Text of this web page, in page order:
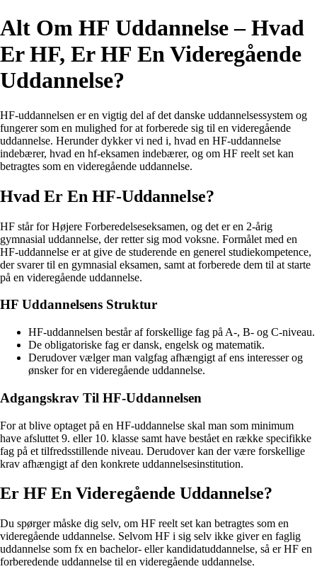
Alt Om HF Uddannelse – Hvad
Er HF, Er HF En Videregående
Uddannelse?
HF-uddannelsen er en vigtig del af det danske uddannelsessystem og
fungerer som en mulighed for at forberede sig til en videregående
uddannelse. Herunder dykker vi ned i, hvad en HF-uddannelse
indebærer, hvad en hf-eksamen indebærer, og om HF reelt set kan
betragtes som en videregående uddannelse.
Hvad Er En HF-Uddannelse?
HF står for Højere Forberedelseseksamen, og det er en 2-årig
gymnasial uddannelse, der retter sig mod voksne. Formålet med en
HF-uddannelse er at give de studerende en generel studiekompetence,
der svarer til en gymnasial eksamen, samt at forberede dem til at starte
på en videregående uddannelse.
HF Uddannelsens Struktur
HF-uddannelsen består af forskellige fag på A-, B- og C-niveau.
De obligatoriske fag er dansk, engelsk og matematik.
Derudover vælger man valgfag afhængigt af ens interesser og
ønsker for en videregående uddannelse.
Adgangskrav Til HF-Uddannelsen
For at blive optaget på en HF-uddannelse skal man som minimum
have afsluttet 9. eller 10. klasse samt have bestået en række specifikke
fag på et tilfredsstillende niveau. Derudover kan der være forskellige
krav afhængigt af den konkrete uddannelsesinstitution.
Er HF En Videregående Uddannelse?
Du spørger måske dig selv, om HF reelt set kan betragtes som en
videregående uddannelse. Selvom HF i sig selv ikke giver en faglig
uddannelse som fx en bachelor- eller kandidatuddannelse, så er HF en
forberedende uddannelse til en videregående uddannelse.